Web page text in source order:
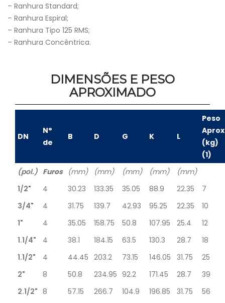
– Ranhura Standard;
– Ranhura Espiral;
– Ranhura Tipo 125 RMS;
– Ranhura Concêntrica.
DIMENSÕES E PESO
APROXIMADO
DN
N°
de
B D G K L
Peso
(kg)
(1)
(pol.) Furos (mm) (mm) (mm) (mm)
(mm)
1/2"
4 30.23 133.35 35.05 88.9 22.35
7
3/4"
4 31.75 139.7 42.93 95.25 22.35
10
1"
4 35.05 158.75 50.8 107.95 25.4
12
1.1/4"
4 38.1 184.15 63.5 130.3 28.7
18
1.1/2"
4 44.45 203.2 73.15 146.05 31.75
25
2"
8 50.8 234.95 92.2 171.45 28.7
39
2.1/2" 8 57.15 266.7 104.9 196.85 31.75 56